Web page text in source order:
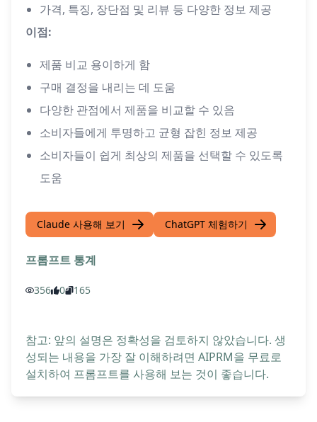
가격, 특징, 장단점 및 리뷰 등 다양한 정보 제공
이점:
제품 비교 용이하게 함
구매 결정을 내리는 데 도움
다양한 관점에서 제품을 비교할 수 있음
소비자들에게 투명하고 균형 잡힌 정보 제공
소비자들이 쉽게 최상의 제품을 선택할 수 있도록
도움
Claude 사용해 보기 ChatGPT 체험하기
프롬프트 통계
356 0 165
참고: 앞의 설명은 정확성을 검토하지 않았습니다. 생
성되는 내용을 가장 잘 이해하려면 AIPRM을 무료로
설치하여 프롬프트를 사용해 보는 것이 좋습니다.